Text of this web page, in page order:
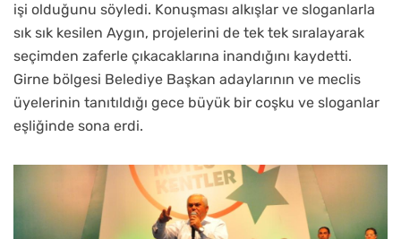
işi olduğunu söyledi. Konuşması alkışlar ve sloganlarla
sık sık kesilen Aygın, projelerini de tek tek sıralayarak
seçimden zaferle çıkacaklarına inandığını kaydetti.
Girne bölgesi Belediye Başkan adaylarının ve meclis
üyelerinin tanıtıldığı gece büyük bir coşku ve sloganlar
eşliğinde sona erdi.